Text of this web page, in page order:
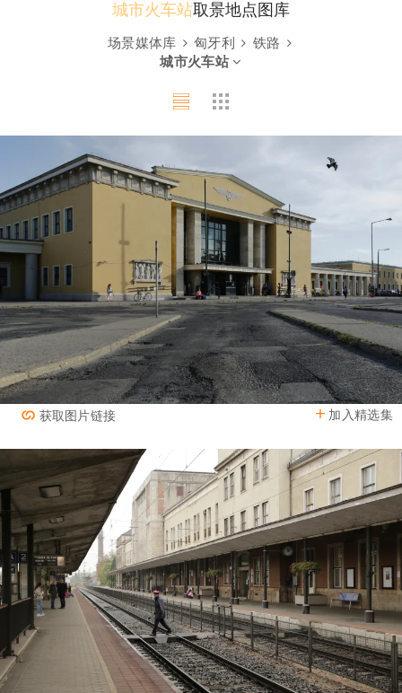
城市火车站取景地点图库
场景媒体库 匈牙利
铁路
城市火车站
加入精选集
获取图片链接